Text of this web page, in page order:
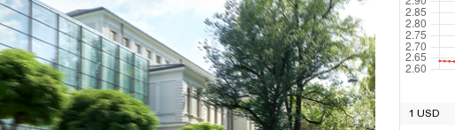
1 USD